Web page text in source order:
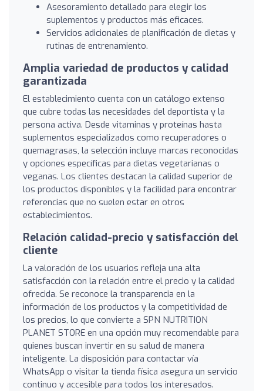
Asesoramiento detallado para elegir los
suplementos y productos más eficaces.
Servicios adicionales de planificación de dietas y
rutinas de entrenamiento.
Amplia variedad de productos y calidad
garantizada
El establecimiento cuenta con un catálogo extenso
que cubre todas las necesidades del deportista y la
persona activa. Desde vitaminas y proteínas hasta
suplementos especializados como recuperadores o
quemagrasas, la selección incluye marcas reconocidas
y opciones específicas para dietas vegetarianas o
veganas. Los clientes destacan la calidad superior de
los productos disponibles y la facilidad para encontrar
referencias que no suelen estar en otros
establecimientos.
Relación calidad-precio y satisfacción del
cliente
La valoración de los usuarios refleja una alta
satisfacción con la relación entre el precio y la calidad
ofrecida. Se reconoce la transparencia en la
información de los productos y la competitividad de
los precios, lo que convierte a SPN NUTRITION
PLANET STORE en una opción muy recomendable para
quienes buscan invertir en su salud de manera
inteligente. La disposición para contactar vía
WhatsApp o visitar la tienda física asegura un servicio
continuo y accesible para todos los interesados.